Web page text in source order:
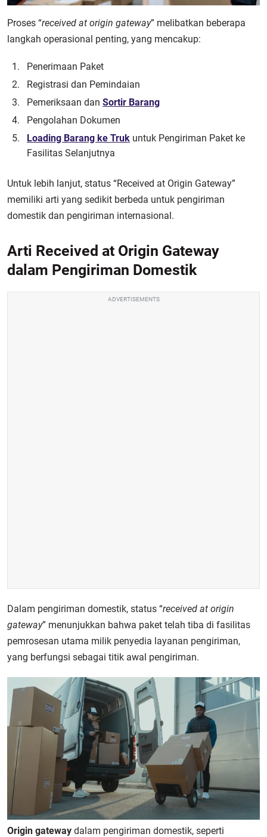
Proses “received at origin gateway” melibatkan beberapa
langkah operasional penting, yang mencakup:
Penerimaan Paket
Registrasi dan Pemindaian
Pemeriksaan dan Sortir Barang
Pengolahan Dokumen
Loading Barang ke Truk untuk Pengiriman Paket ke
Fasilitas Selanjutnya
Untuk lebih lanjut, status “Received at Origin Gateway”
memiliki arti yang sedikit berbeda untuk pengiriman
domestik dan pengiriman internasional.
Arti Received at Origin Gateway
dalam Pengiriman Domestik
ADVERTISEMENTS
Dalam pengiriman domestik, status “received at origin
gateway” menunjukkan bahwa paket telah tiba di fasilitas
pemrosesan utama milik penyedia layanan pengiriman,
yang berfungsi sebagai titik awal pengiriman.
Origin gateway dalam pengiriman domestik, seperti